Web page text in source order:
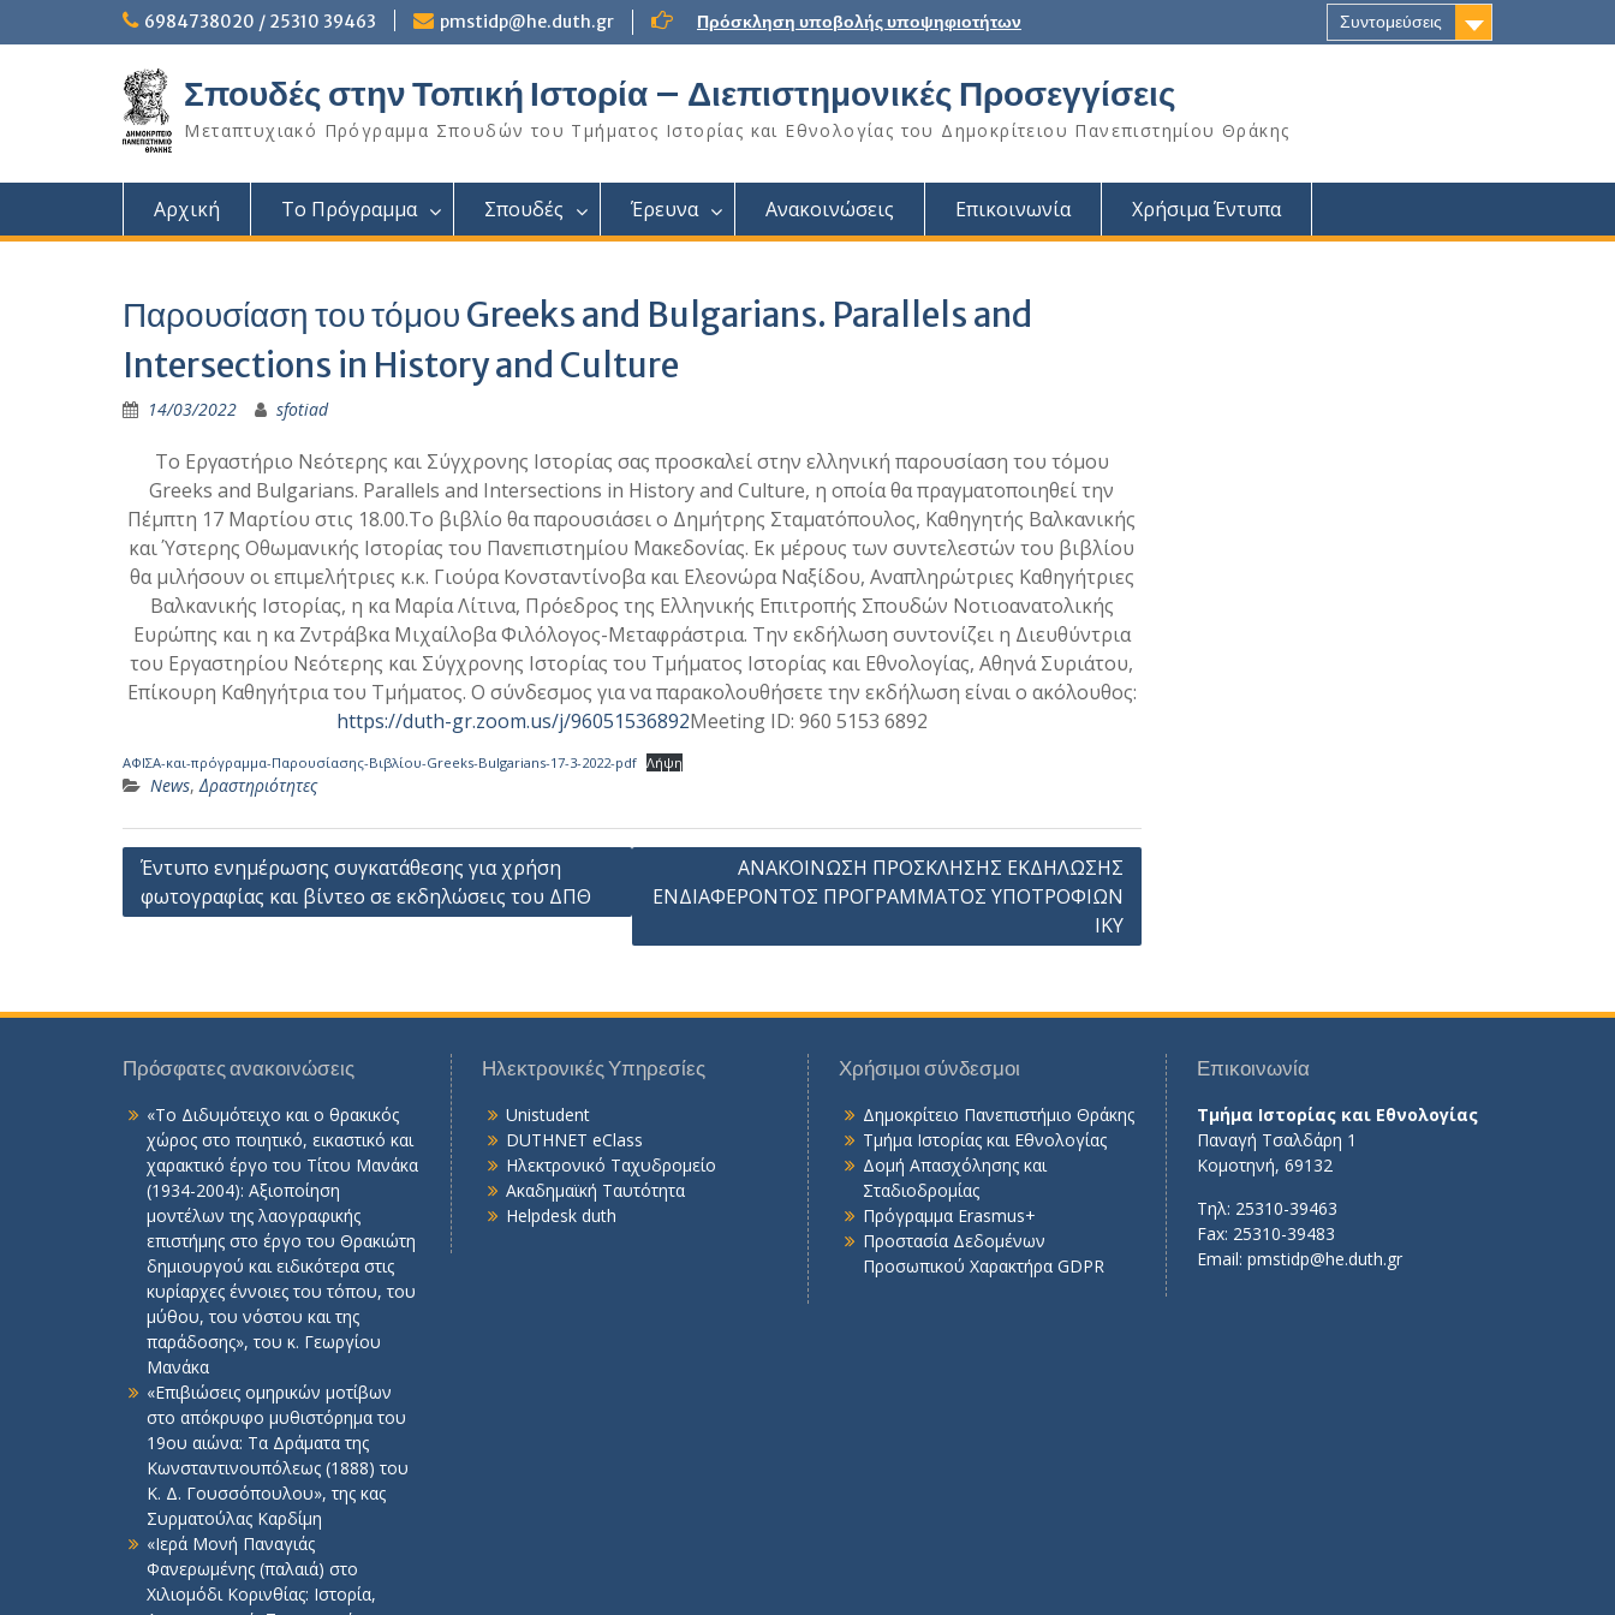
6984738020 / 25310 39463 pmstidp@he.duth.gr Πρόσκληση υποβολής υποψηφιοτήτων Συντομεύσεις
Σπουδές στην Τοπική Ιστορία – Διεπιστημονικές Προσεγγίσεις
Μεταπτυχιακό Πρόγραμμα Σπουδών του Τμήματος Ιστορίας και Εθνολογίας του Δημοκρίτειου Πανεπιστημίου Θράκης
Αρχική Το Πρόγραμμα Σπουδές Έρευνα Ανακοινώσεις Επικοινωνία Χρήσιμα Έντυπα
Παρουσίαση του τόμου Greeks and Bulgarians. Parallels and
Intersections in History and Culture
14/03/2022 sfotiad
Το Εργαστήριο Νεότερης και Σύγχρονης Ιστορίας σας προσκαλεί στην ελληνική παρουσίαση του τόμου
Greeks and Bulgarians. Parallels and Intersections in History and Culture, η οποία θα πραγματοποιηθεί την
Πέμπτη 17 Μαρτίου στις 18.00.Το βιβλίο θα παρουσιάσει ο Δημήτρης Σταματόπουλος, Καθηγητής Βαλκανικής
και Ύστερης Οθωμανικής Ιστορίας του Πανεπιστημίου Μακεδονίας. Εκ μέρους των συντελεστών του βιβλίου
θα μιλήσουν οι επιμελήτριες κ.κ. Γιούρα Κονσταντίνοβα και Ελεονώρα Ναξίδου, Αναπληρώτριες Καθηγήτριες
Βαλκανικής Ιστορίας, η κα Μαρία Λίτινα, Πρόεδρος της Ελληνικής Επιτροπής Σπουδών Νοτιοανατολικής
Ευρώπης και η κα Ζντράβκα Μιχαίλοβα Φιλόλογος-Μεταφράστρια. Την εκδήλωση συντονίζει η Διευθύντρια
του Εργαστηρίου Νεότερης και Σύγχρονης Ιστορίας του Τμήματος Ιστορίας και Εθνολογίας, Αθηνά Συριάτου,
Επίκουρη Καθηγήτρια του Τμήματος. Ο σύνδεσμος για να παρακολουθήσετε την εκδήλωση είναι ο ακόλουθος:
https://duth-gr.zoom.us/j/96051536892Meeting ID: 960 5153 6892
ΑΦΙΣΑ-και-πρόγραμμα-Παρουσίασης-Βιβλίου-Greeks-Bulgarians-17-3-2022-pdf Λήψη
News,Δραστηριότητες
Πλοήγηση
άρθρων
Έντυπο ενημέρωσης συγκατάθεσης για χρήση
φωτογραφίας και βίντεο σε εκδηλώσεις του ΔΠΘ
ΑΝΑΚΟΙΝΩΣΗ ΠΡΟΣΚΛΗΣΗΣ ΕΚΔΗΛΩΣΗΣ
ΕΝΔΙΑΦΕΡΟΝΤΟΣ ΠΡΟΓΡΑΜΜΑΤΟΣ ΥΠΟΤΡΟΦΙΩΝ
ΙΚΥ
Πρόσφατες ανακοινώσεις
«Το Διδυμότειχο και ο θρακικός
χώρος στο ποιητικό, εικαστικό και
χαρακτικό έργο του Τίτου Μανάκα
(1934-2004): Αξιοποίηση
μοντέλων της λαογραφικής
επιστήμης στο έργο του Θρακιώτη
δημιουργού και ειδικότερα στις
κυρίαρχες έννοιες του τόπου, του
μύθου, του νόστου και της
παράδοσης», του κ. Γεωργίου
Μανάκα
«Επιβιώσεις ομηρικών μοτίβων
στο απόκρυφο μυθιστόρημα του
19ου αιώνα: Τα Δράματα της
Κωνσταντινουπόλεως (1888) του
Κ. Δ. Γουσσόπουλου», της κας
Συρματούλας Καρδίμη
«Ιερά Μονή Παναγιάς
Φανερωμένης (παλαιά) στο
Χιλιομόδι Κορινθίας: Ιστορία,
Ηλεκτρονικές Υπηρεσίες
Unistudent
DUTHNET eClass
Ηλεκτρονικό Ταχυδρομείο
Ακαδημαϊκή Ταυτότητα
Helpdesk duth
Χρήσιμοι σύνδεσμοι
Δημοκρίτειο Πανεπιστήμιο Θράκης
Τμήμα Ιστορίας και Εθνολογίας
Δομή Απασχόλησης και
Σταδιοδρομίας
Πρόγραμμα Erasmus+
Προστασία Δεδομένων
Προσωπικού Χαρακτήρα GDPR
Επικοινωνία
Τμήμα Ιστορίας και Εθνολογίας
Παναγή Τσαλδάρη 1
Κομοτηνή, 69132
Τηλ: 25310-39463
Fax: 25310-39483
Email: pmstidp@he.duth.gr